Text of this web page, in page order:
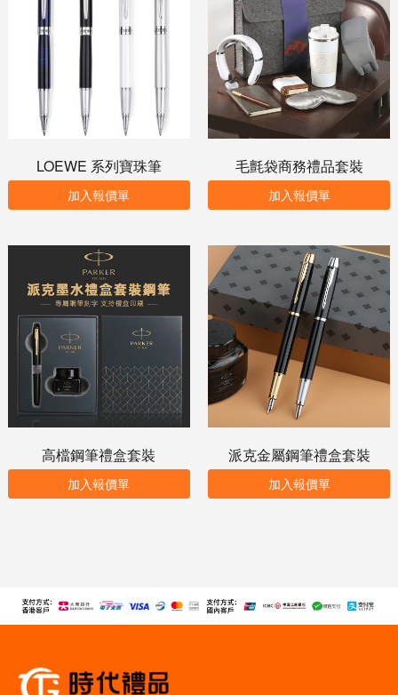
LOEWE 系列寶珠筆
加入報價單
毛氈袋商務禮品套裝
加入報價單
高檔鋼筆禮盒套裝
加入報價單
派克金屬鋼筆禮盒套裝
加入報價單